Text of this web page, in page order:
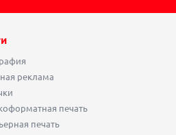
реклама
печать
печать